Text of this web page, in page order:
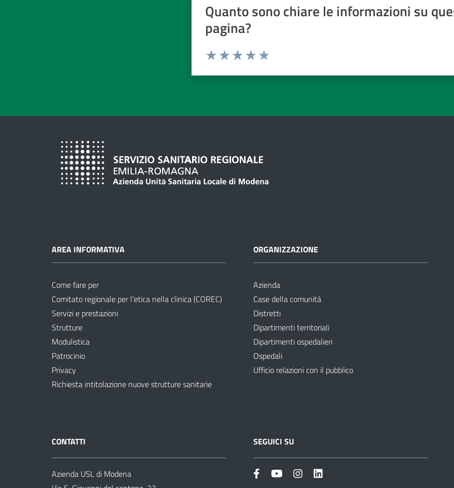
Quanto sono chiare le informazioni su
pagina?
Valuta da 1 a 5 stelle
AREA INFORMATIVA
Come fare per
Comitato regionale per l’etica nella clinica (COREC)
Servizi e prestazioni
Strutture
Modulistica
Patrocinio
Privacy
Richiesta intitolazione nuove strutture sanitarie
ORGANIZZAZIONE
Azienda
Case della comunità
Distretti
Dipartimenti territoriali
Dipartimenti ospedalieri
Ospedali
Ufficio relazioni con il pubblico
CONTATTI
Azienda USL di Modena
SEGUICI SU